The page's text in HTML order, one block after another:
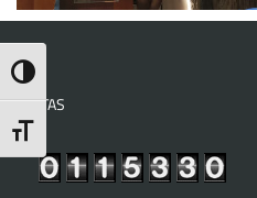
Toggle High Contrast
Toggle Font size
VISITAS